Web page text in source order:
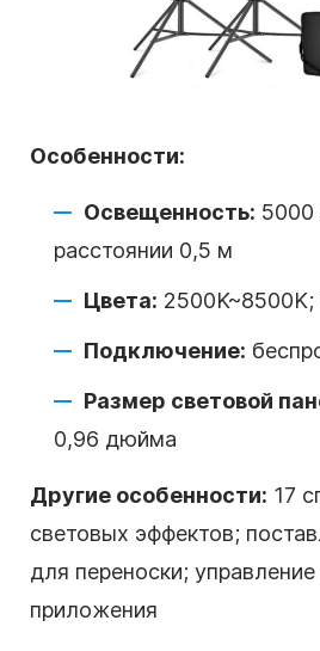
Особенности:
Освещенность: 5000
расстоянии 0,5 м
Цвета: 2500K~8500K;
Подключение:
Размер световой
0,96 дюйма
Другие особенности: 17
световых эффектов;
для переноски;
приложения